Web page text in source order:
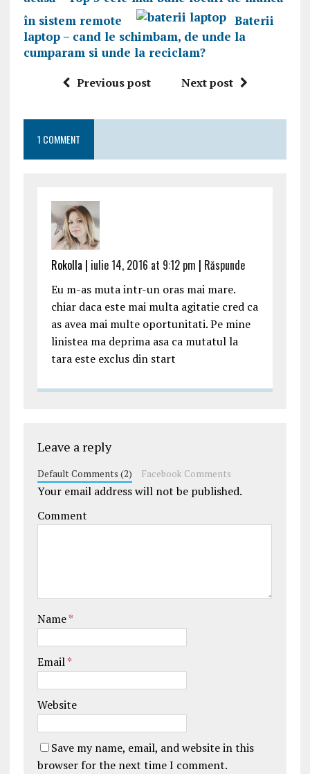
în sistem remote
Baterii
laptop – cand le schimbam, de unde la
cumparam si unde la reciclam?
Previous post Next post
1 COMMENT
Rokolla | iulie 14, 2016 at 9:12 pm | Răspunde
Eu m-as muta intr-un oras mai mare.
chiar daca este mai multa agitatie cred ca
as avea mai multe oportunitati. Pe mine
linistea ma deprima asa ca mutatul la
tara este exclus din start
Leave a reply
Default Comments (2) Facebook Comments
Your email address will not be published.
Comment
Name*
Email*
Website
Save my name, email, and website in this
browser for the next time I comment.